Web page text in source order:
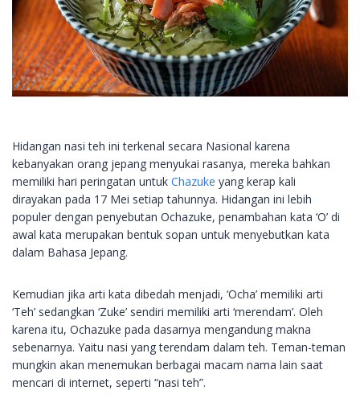
Hidangan nasi teh ini terkenal secara Nasional karena
kebanyakan orang jepang menyukai rasanya, mereka bahkan
memiliki hari peringatan untuk Chazuke yang kerap kali
dirayakan pada 17 Mei setiap tahunnya. Hidangan ini lebih
populer dengan penyebutan Ochazuke, penambahan kata ‘O’ di
awal kata merupakan bentuk sopan untuk menyebutkan kata
dalam Bahasa Jepang.
Kemudian jika arti kata dibedah menjadi, ‘Ocha’ memiliki arti
‘Teh’ sedangkan ‘Zuke’ sendiri memiliki arti ‘merendam’. Oleh
karena itu, Ochazuke pada dasarnya mengandung makna
sebenarnya. Yaitu nasi yang terendam dalam teh. Teman-teman
mungkin akan menemukan berbagai macam nama lain saat
mencari di internet, seperti “nasi teh”.